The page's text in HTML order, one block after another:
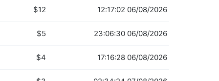
$12 12:17:02 06/08/2026
$5 23:06:30 06/08/2026
$4 17:16:28 06/08/2026